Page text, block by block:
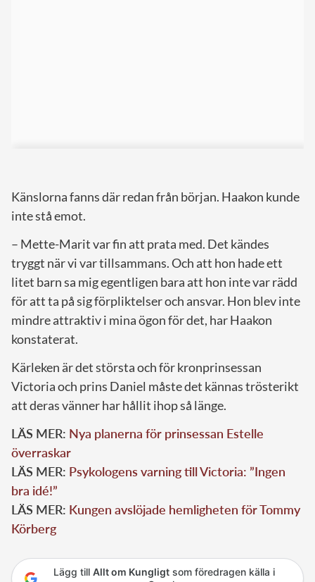
Känslorna fanns där redan från början. Haakon kunde
inte stå emot.
– Mette-Marit var fin att prata med. Det kändes
tryggt när vi var tillsammans. Och att hon hade ett
litet barn sa mig egentligen bara att hon inte var rädd
för att ta på sig förpliktelser och ansvar. Hon blev inte
mindre attraktiv i mina ögon för det, har Haakon
konstaterat.
Kärleken är det största och för kronprinsessan
Victoria och prins Daniel måste det kännas trösterikt
att deras vänner har hållit ihop så länge.
LÄS MER: Nya planerna för prinsessan Estelle
överraskar
LÄS MER: Psykologens varning till Victoria: ”Ingen
bra idé!”
LÄS MER: Kungen avslöjade hemligheten för Tommy
Körberg
Lägg till Allt om Kungligtsom föredragen källa i